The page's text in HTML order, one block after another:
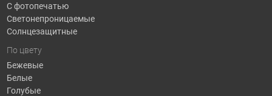
С фотопечатью
Светонепроницаемые
Солнцезащитные
По цвету
Бежевые
Белые
Голубые